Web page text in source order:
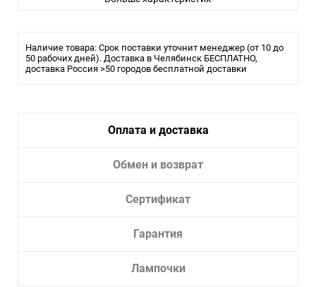
Помещение: Большой зал, Гостиная, Кухня, Спальня
Энергосберегающая
Подвесной светильник
Наличие товара: Срок поставки уточнит менеджер (от 10 до
50 рабочих дней). Доставка в Челябинск БЕСПЛАТНО,
доставка Россия >50 городов бесплатной доставки
Оплата и доставка
Обмен и возврат
Сертификат
Гарантия
Лампочки